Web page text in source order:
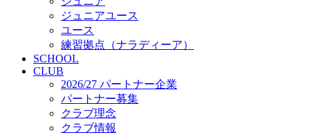
ジュニアユース
ユース
練習拠点（ナラディーア）
SCHOOL
CLUB
2026/27 パートナー企業
パートナー募集
クラブ理念
クラブ情報